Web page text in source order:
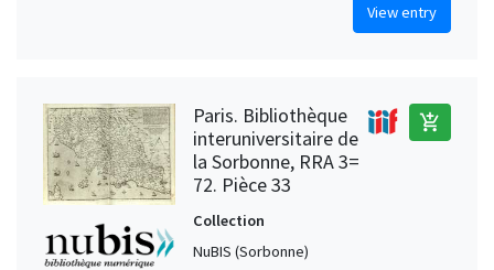
View entry
Paris. Bibliothèque
interuniversitaire de
la Sorbonne, RRA 3=
72. Pièce 33
add_shopping_cart
Collection
NuBIS (Sorbonne)